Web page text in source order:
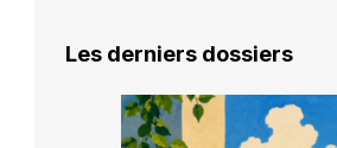
Les derniers dossiers